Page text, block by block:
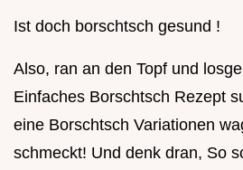
Ist doch borschtsch gesund !
Also, ran an den Topf und
Einfaches Borschtsch Rezept
eine Borschtsch Variationen
schmeckt! Und denk dran, So